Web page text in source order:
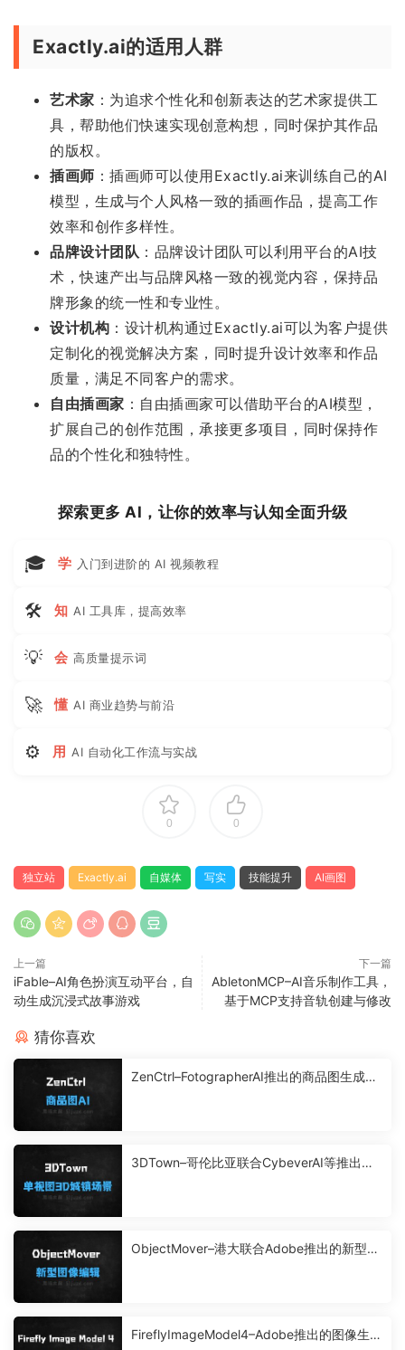
Exactly.ai的适用人群
艺术家 ：为追求个性化和创新表达的艺术家提供工
具，帮助他们快速实现创意构想，同时保护其作品
的版权。
插画师 ：插画师可以使用Exactly.ai来训练自己的AI
模型，生成与个人风格一致的插画作品，提高工作
效率和创作多样性。
品牌设计团队 ：品牌设计团队可以利用平台的AI技
术，快速产出与品牌风格一致的视觉内容，保持品
牌形象的统一性和专业性。
设计机构 ：设计机构通过Exactly.ai可以为客户提供
定制化的视觉解决方案，同时提升设计效率和作品
质量，满足不同客户的需求。
自由插画家 ：自由插画家可以借助平台的AI模型，
扩展自己的创作范围，承接更多项目，同时保持作
品的个性化和独特性。
探索更多 AI，让你的效率与认知全面升级
🎓 学 入门到进阶的 AI 视频教程
🛠 知 AI 工具库，提高效率
💡 会 高质量提示词
🚀 懂 AI 商业趋势与前沿
⚙ 用 AI 自动化工作流与实战
0 0
独立站 Exactly.ai 自媒体 写实 技能提升 AI画图
上一篇
iFable–AI角色扮演互动平台，自
动生成沉浸式故事游戏
下一篇
AbletonMCP–AI音乐制作工具，
基于MCP支持音轨创建与修改
猜你喜欢
ZenCtrl–FotographerAI推出的商品图生成AI
3DTown–哥伦比亚联合CybeverAI等推出单
ObjectMover–港大联合Adobe推出的新型图
FireflyImageModel4–Adobe推出的图像生成